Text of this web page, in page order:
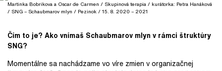
Martinka Bobrikova a Oscar de Carmen / Skupinová terapia / kurátorka: Petra Hanáková
/ SNG – Schaubmarov mlyn / Pezinok / 15. 8. 2020 – 2021
Čím to je? Ako vnímaš Schaubmarov mlyn v rámci štruktúry
SNG?
Momentálne sa nachádzame vo víre zmien v organizačnej